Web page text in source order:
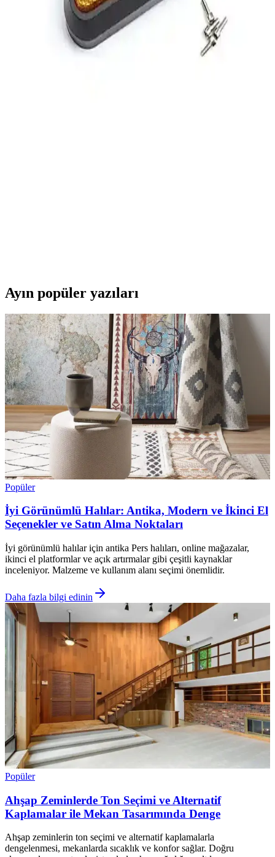
Ebakbak Xmax Pcx Nmax Forza Büyük Model
Scooter ve Motosiklet Sele Kılıfı İncelemesi ve
Kullanım Rehberi
Ayın popüler yazıları
Popüler
İyi Görünümlü Halılar: Antika, Modern ve İkinci El
Seçenekler ve Satın Alma Noktaları
İyi görünümlü halılar için antika Pers halıları, online mağazalar,
ikinci el platformlar ve açık artırmalar gibi çeşitli kaynaklar
inceleniyor. Malzeme ve kullanım alanı seçimi önemlidir.
Daha fazla bilgi edinin
Popüler
Ahşap Zeminlerde Ton Seçimi ve Alternatif
Kaplamalar ile Mekan Tasarımında Denge
Ahşap zeminlerin ton seçimi ve alternatif kaplamalarla
dengelenmesi, mekanlarda sıcaklık ve konfor sağlar. Doğru